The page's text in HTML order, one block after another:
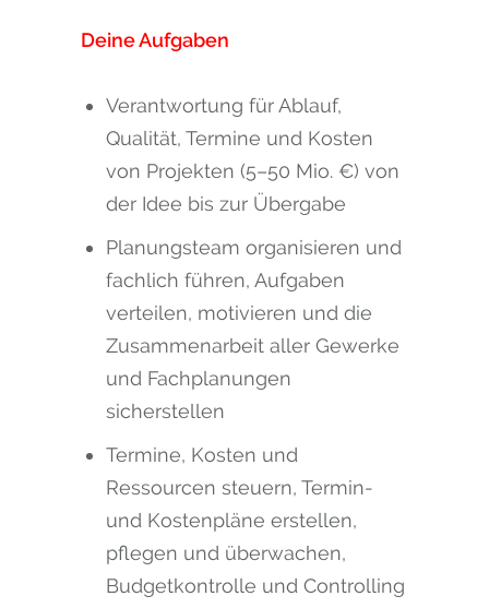
Deine Aufgaben
Verantwortung für Ablauf,
Qualität, Termine und Kosten
von Projekten (5–50 Mio. €) von
der Idee bis zur Übergabe
Planungsteam organisieren und
fachlich führen, Aufgaben
verteilen, motivieren und die
Zusammenarbeit aller Gewerke
und Fachplanungen
sicherstellen
Termine, Kosten und
Ressourcen steuern, Termin-
und Kostenpläne erstellen,
pflegen und überwachen,
Budgetkontrolle und Controlling